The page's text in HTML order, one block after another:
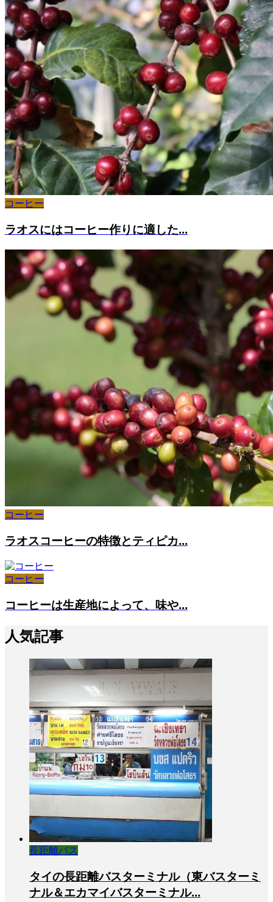
コーヒー
ラオスにはコーヒー作りに適した...
コーヒー
ラオスコーヒーの特徴とティピカ...
コーヒー
コーヒーは生産地によって、味や...
人気記事
長距離バス
タイの長距離バスターミナル（東バスターミ
ナル＆エカマイバスターミナル...